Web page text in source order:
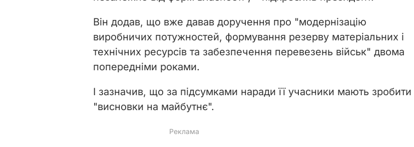
o
Він додав, що вже давав доручення про "модернізацію
виробничих потужностей, формування резерву матеріальних і
технічних ресурсів та забезпечення перевезень військ" двома
попередніми роками.
І зазначив, що за підсумками наради її учасники мають зробити
"висновки на майбутнє".